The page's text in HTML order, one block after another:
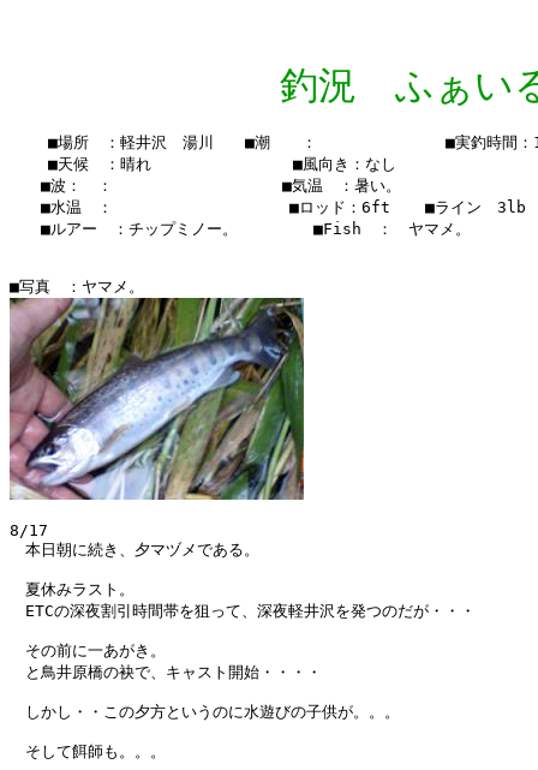
釣況 ふぁい
■場所　：軽井沢　湯川　　■潮　　：　　  　　　　　■実釣時間
    ■天候　：晴れ　　　 　    　　■風向き：なし
■波：　：　　　　　　　　   　■気温　：暑い。
■水温　：    　　　　　  　 　■ロッド：6ft  　■ライン　3lb
■ルアー　：チップミノー。　　　   ■Fish　：　ヤマメ。
8/17
本日朝に続き、夕マヅメである。
夏休みラスト。
ETCの深夜割引時間帯を狙って、深夜軽井沢を発つのだが・・・
その前に一あがき。
と鳥井原橋の袂で、キャスト開始・・・・
しかし・・この夕方というのに水遊びの子供が。。。
そして餌師も。。。